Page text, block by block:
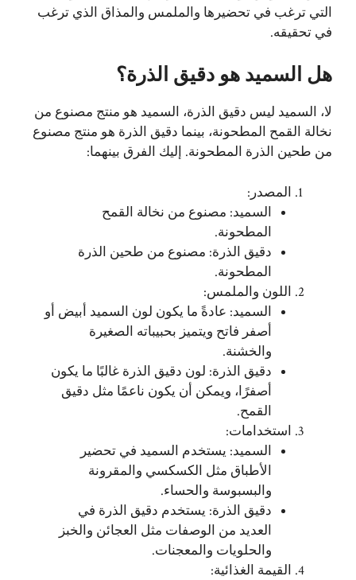
التي ترغب في تحضيرها والملمس والمذاق الذي ترغب
في تحقيقه.
هل السميد هو دقيق الذرة؟
لا، السميد ليس دقيق الذرة، السميد هو منتج مصنوع من
نخالة القمح المطحونة، بينما دقيق الذرة هو منتج مصنوع
من طحين الذرة المطحونة. إليك الفرق بينهما:
المصدر:
السميد: مصنوع من نخالة القمح
المطحونة.
دقيق الذرة: مصنوع من طحين الذرة
المطحونة.
اللون والملمس:
السميد: عادةً ما يكون لون السميد أبيض أو
أصفر فاتح ويتميز بحبيباته الصغيرة
والخشنة.
دقيق الذرة: لون دقيق الذرة غالبًا ما يكون
أصفرًا، ويمكن أن يكون ناعمًا مثل دقيق
القمح.
استخدامات:
السميد: يستخدم السميد في تحضير
الأطباق مثل الكسكسي والمقرونة
والبسبوسة والحساء.
دقيق الذرة: يستخدم دقيق الذرة في
العديد من الوصفات مثل العجائن والخبز
والحلويات والمعجنات.
القيمة الغذائية: